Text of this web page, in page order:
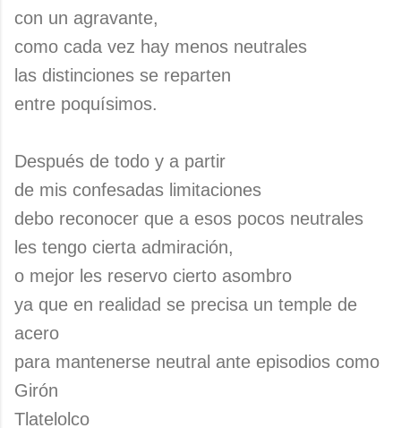
con un agravante,
como cada vez hay menos neutrales
las distinciones se reparten
entre poquísimos.
Después de todo y a partir
de mis confesadas limitaciones
debo reconocer que a esos pocos neutrales
les tengo cierta admiración,
o mejor les reservo cierto asombro
ya que en realidad se precisa un temple de
acero
para mantenerse neutral ante episodios como
Girón
Tlatelolco